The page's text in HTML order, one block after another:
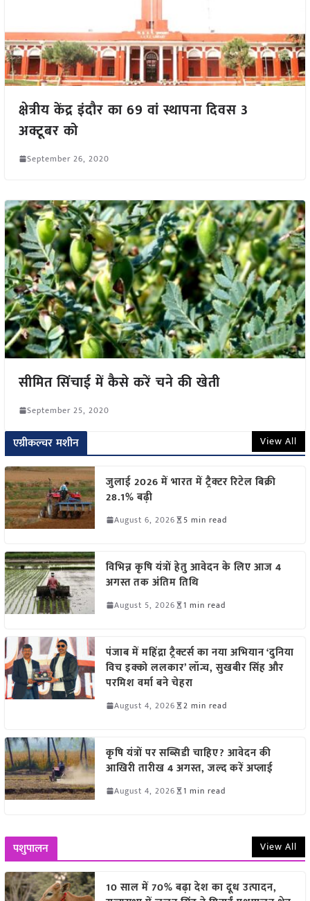
क्षेत्रीय केंद्र इंदौर का 69 वां स्थापना दिवस 3
अक्टूबर को
September 26, 2020
सीमित सिंचाई में कैसे करें चने की खेती
September 25, 2020
एग्रीकल्चर मशीन View All
जुलाई 2026 में भारत में ट्रैक्टर रिटेल बिक्री
28.1% बढ़ी
August 6, 2026 5 min read
विभिन्न कृषि यंत्रों हेतु आवेदन के लिए आज 4
अगस्त तक अंतिम तिथि
August 5, 2026 1 min read
पंजाब में महिंद्रा ट्रैक्टर्स का नया अभियान ‘दुनिया
विच इक्को ललकार’ लॉन्च, सुखबीर सिंह और
परमिश वर्मा बने चेहरा
August 4, 2026 2 min read
कृषि यंत्रों पर सब्सिडी चाहिए? आवेदन की
आखिरी तारीख 4 अगस्त, जल्द करें अप्लाई
August 4, 2026 1 min read
पशुपालन View All
10 साल में 70% बढ़ा देश का दूध उत्पादन,